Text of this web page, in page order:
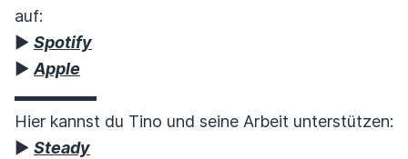
auf:
▶︎ Spotify
▶︎ Apple
▬▬▬▬▬
Hier kannst du Tino und seine Arbeit unterstützen:
▶︎ Steady